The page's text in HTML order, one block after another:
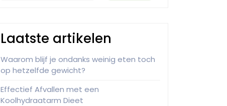
Laatste artikelen
Waarom blijf je ondanks weinig eten toch
op hetzelfde gewicht?
Effectief Afvallen met een
Koolhydraatarm Dieet